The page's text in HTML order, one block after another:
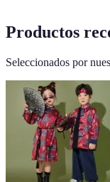
Productos
Seleccionados por